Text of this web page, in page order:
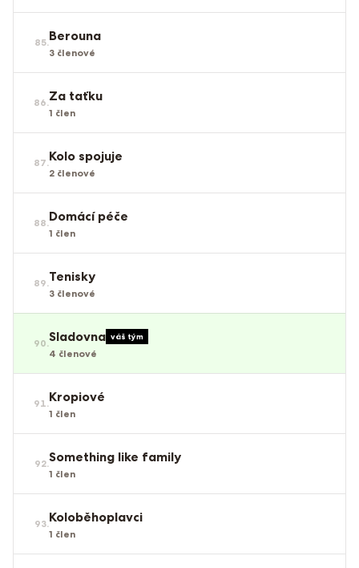
85.Berouna
3 členové
86.Za taťku
1 člen
87.Kolo spojuje
2 členové
88.Domácí péče
1 člen
89.Tenisky
3 členové
90.Sladovna váš tým
4 členové
91.Kropiové
1 člen
92.Something like family
1 člen
93.Koloběhoplavci
1 člen